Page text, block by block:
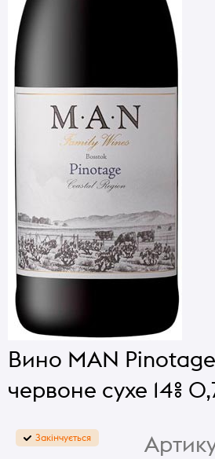
Вино MAN
червоне сухе 14%
Закінчується